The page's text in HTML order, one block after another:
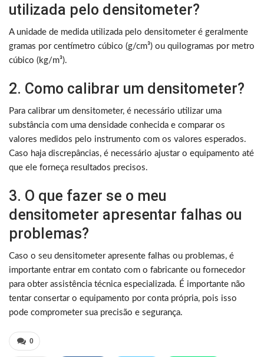
utilizada pelo densitometer?
A unidade de medida utilizada pelo densitometer é geralmente
gramas por centímetro cúbico (g/cm³) ou quilogramas por metro
cúbico (kg/m³).
2. Como calibrar um densitometer?
Para calibrar um densitometer, é necessário utilizar uma
substância com uma densidade conhecida e comparar os
valores medidos pelo instrumento com os valores esperados.
Caso haja discrepâncias, é necessário ajustar o equipamento até
que ele forneça resultados precisos.
3. O que fazer se o meu
densitometer apresentar falhas ou
problemas?
Caso o seu densitometer apresente falhas ou problemas, é
importante entrar em contato com o fabricante ou fornecedor
para obter assistência técnica especializada. É importante não
tentar consertar o equipamento por conta própria, pois isso
pode comprometer sua precisão e segurança.
0